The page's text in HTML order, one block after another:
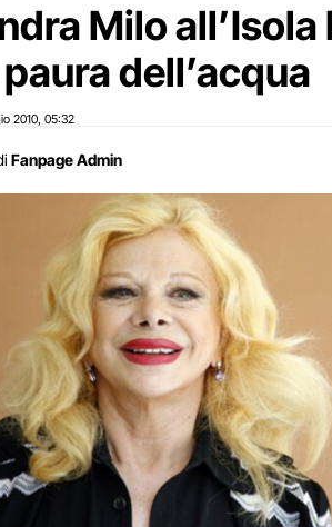
Milo all’Isola
dell’acqua
2010 05:32
Fanpage Admin